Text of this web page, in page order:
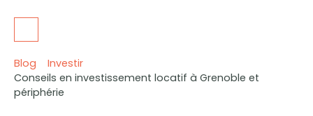
Blog
Investir
Conseils en investissement locatif à Grenoble et
périphérie